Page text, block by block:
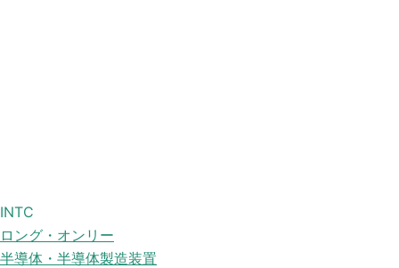
INTC
ロング・オンリー
半導体・半導体製造装置